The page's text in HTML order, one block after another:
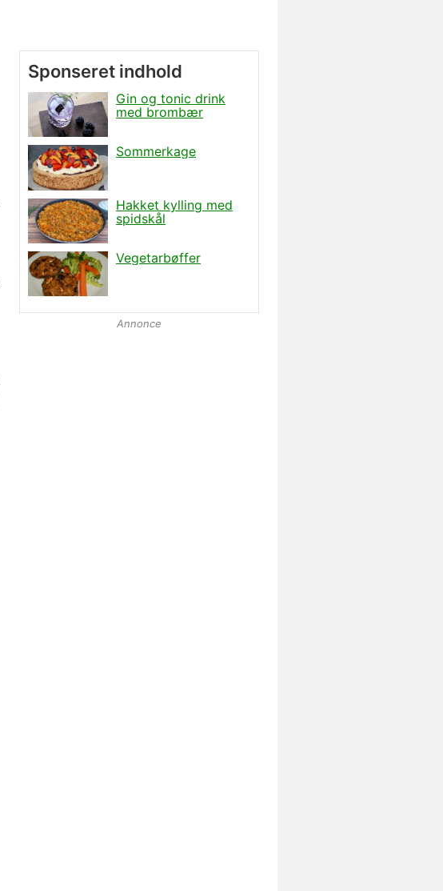
Annonce